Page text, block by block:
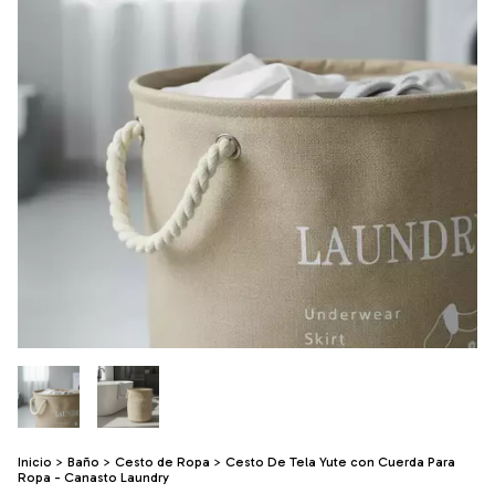
Inicio > Baño > Cesto de Ropa > Cesto De Tela Yute con Cuerda Para
Ropa - Canasto Laundry